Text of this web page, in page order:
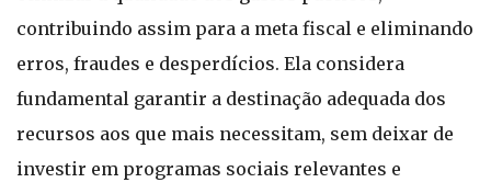
contribuindo assim para a meta fiscal e eliminando
erros, fraudes e desperdícios. Ela considera
fundamental garantir a destinação adequada dos
recursos aos que mais necessitam, sem deixar de
investir em programas sociais relevantes e